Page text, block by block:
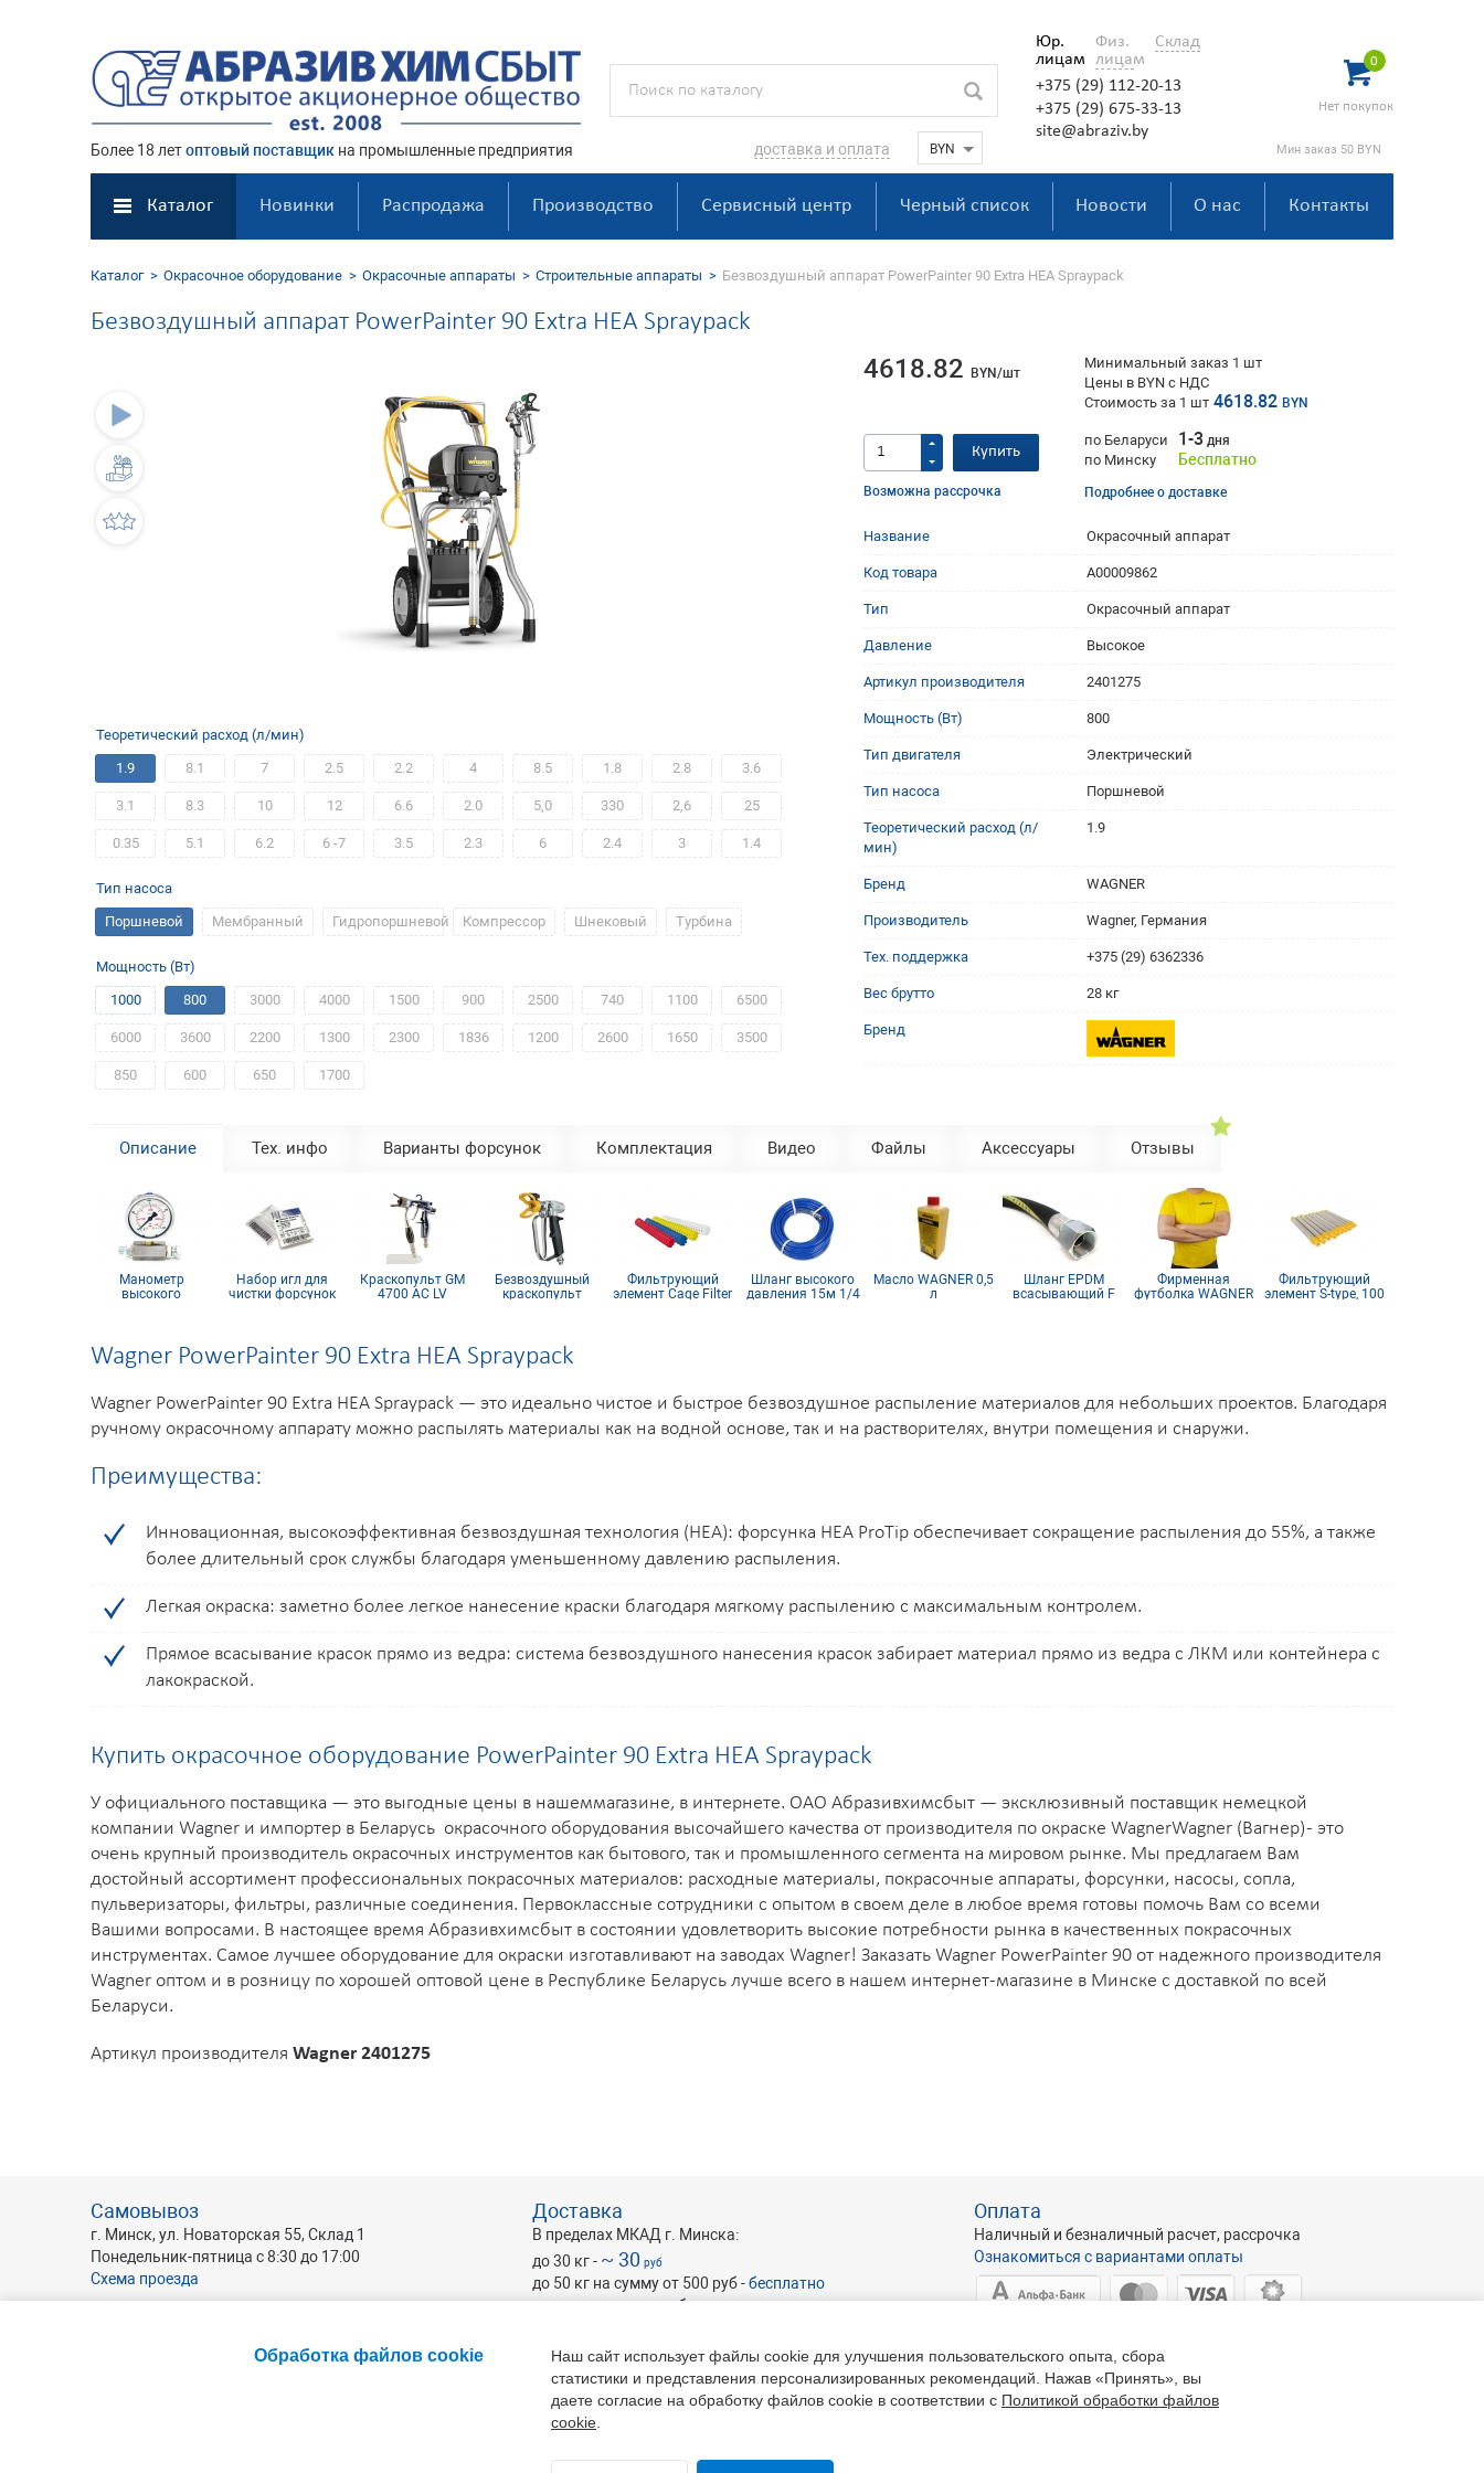
Юр.
лицам
Физ.
лицам
Склад
+375 (29) 112-20-13
+375 (29) 675-33-13
site@abraziv.by
0
Нет покупок
Более 18 летоптовый поставщик на промышленные предприятия доставка и оплата Мин заказ 50 BYN
Каталог Новинки Распродажа Производство Сервисный центр Черный список Новости О нас Контакты
Каталог Окрасочное оборудование Окрасочные аппараты Строительные аппараты Безвоздушный аппарат PowerPainter 90 Extra HEA Spraypack
Безвоздушный аппарат PowerPainter 90 Extra HEA Spraypack
Теоретический расход (л/мин)
1.9
8.1 7 2.5 2.2 4 8.5 1.8 2.8 3.6
3.1 8.3 10 12 6.6 2.0 5,0 330 2,6 25
0.35 5.1 6.2 6 -7 3.5 2.3 6 2.4 3 1.4
Тип насоса
Поршневой
Мембранный Гидропоршневой Компрессор Шнековый Турбина
Мощность (Вт)
1000
800 3000 4000 1500 900 2500 740 1100 6500
6000 3600 2200 1300 2300 1836 1200 2600 1650 3500
850 600 650 1700
4618.82 BYN/шт
Минимальный заказ 1 шт
Цены в BYN с НДС
Стоимость за 1 шт 4618.82 BYN
Купить
Возможна рассрочка
по Беларуси 1-3 дня
по Минску Бесплатно
Подробнее о доставке
Название Окрасочный аппарат
Код товара A00009862
Тип Окрасочный аппарат
Давление Высокое
Артикул производителя 2401275
Мощность (Вт) 800
Тип двигателя Электрический
Тип насоса Поршневой
Теоретический расход (л/
мин)
1.9
Бренд WAGNER
Производитель Wagner, Германия
Тех. поддержка +375 (29) 6362336
Вес брутто 28 кг
Бренд
Описание Тех. инфо Варианты форсунок Комплектация Видео Файлы Аксессуары Отзывы
Манометр
высокого
Набор игл для
чистки форсунок
Краскопульт GM
4700 AC LV
Безвоздушный
краскопульт
Фильтрующий
элемент Cage Filter
Шланг высокого
давления 15м 1/4
Масло WAGNER 0,5
л
Шланг EPDM
всасывающий F
Фирменная
футболка WAGNER
Фильтрующий
элемент S-type, 100
Wagner PowerPainter 90 Extra HEA Spraypack
Wagner PowerPainter 90 Extra HEA Spraypack — это идеально чистое и быстрое безвоздушное распыление материалов для небольших проектов. Благодаря
ручному окрасочному аппарату можно распылять материалы как на водной основе, так и на растворителях, внутри помещения и снаружи.
Преимущества:
Инновационная, высокоэффективная безвоздушная технология (HEA): форсунка HEA ProTip обеспечивает сокращение распыления до 55%, а также
более длительный срок службы благодаря уменьшенному давлению распыления.
Легкая окраска: заметно более легкое нанесение краски благодаря мягкому распылению с максимальным контролем.
Прямое всасывание красок прямо из ведра: система безвоздушного нанесения красок забирает материал прямо из ведра с ЛКМ или контейнера с
лакокраской.
Купить окрасочное оборудование PowerPainter 90 Extra HEA Spraypack
У официального поставщика — это выгодные цены в нашеммагазине, в интернете. ОАО Абразивхимсбыт — эксклюзивный поставщик немецкой
компании Wagner и импортер в Беларусь окрасочного оборудования высочайшего качества от производителя по окраске WagnerWagner (Вагнер) - это
очень крупный производитель окрасочных инструментов как бытового, так и промышленного сегмента на мировом рынке. Мы предлагаем Вам
достойный ассортимент профессиональных покрасочных материалов: расходные материалы, покрасочные аппараты, форсунки, насосы, сопла,
пульверизаторы, фильтры, различные соединения. Первоклассные сотрудники с опытом в своем деле в любое время готовы помочь Вам со всеми
Вашими вопросами. В настоящее время Абразивхимсбыт в состоянии удовлетворить высокие потребности рынка в качественных покрасочных
инструментах. Самое лучшее оборудование для окраски изготавливают на заводах Wagner! Заказать Wagner PowerPainter 90 от надежного производителя
Wagner оптом и в розницу по хорошей оптовой цене в Республике Беларусь лучше всего в нашем интернет-магазине в Минске с доставкой по всей
Беларуси.
Артикул производителя Wagner 2401275
Самовывоз
г. Минск, ул. Новаторская 55, Склад 1
Понедельник-пятница с 8:30 до 17:00
Схема проезда
Доставка
В пределах МКАД г. Минска:
до 30 кг - ~ 30 руб
до 50 кг на сумму от 500 руб -бесплатно
оптовые и крупногабаритные -по запросу
Оплата
Наличный и безналичный расчет, рассрочка
Ознакомиться с вариантами оплаты
Эксклюзивный официальный дилер производителя лакокрасочной продукцииHelios
Официальный дилер и партнер производителя окрасочного оборудованияWagner
Авторизованный дилер производителя окрасочного оборудования
ОАО Абразивхимсбыт
, УНП 191046462
Республика Беларусь, г. Минск, ул. Кульман 35А, пом. 7 (4-й этаж),
Обработка файлов cookie
Наш сайт использует файлы cookie для улучшения пользовательского опыта, сбора
статистики и представления персонализированных рекомендаций. Нажав «Принять», вы
даете согласие на обработку файлов cookie в соответствии с Политикой обработки файлов
cookie